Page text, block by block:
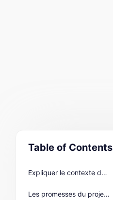
Table of Contents
Expliquer le contexte du projet DAM
Les promesses du projet DAM par Alveos